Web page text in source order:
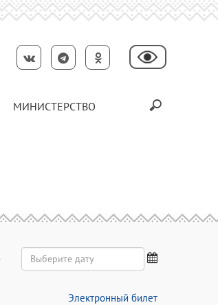
МИНИСТЕРСТВО
Электронный билет